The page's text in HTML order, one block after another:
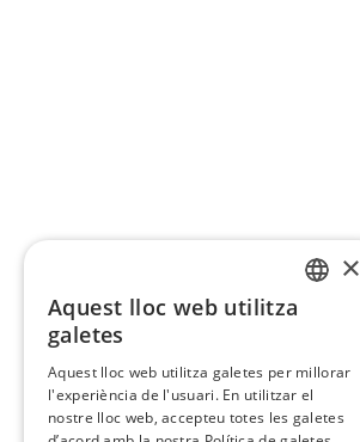
×
Aquest lloc web utilitza
galetes
Aquest lloc web utilitza galetes per millorar
l'experiència de l'usuari. En utilitzar el
nostre lloc web, accepteu totes les galetes